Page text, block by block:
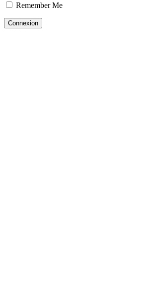
Remember Me